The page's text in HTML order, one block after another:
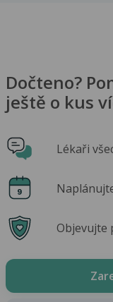
Dočteno?
ještě o kus
Lékaři
Objevujte